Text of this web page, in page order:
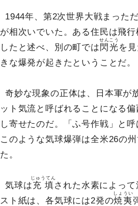
1944年、第2次世界大戦まった
が相次いでいた。ある住民は飛
したと述べ、別の町では 閃光
せんこう
を
きな爆発が起きたということだ。
奇妙な現象の正体は、日本軍が
ット気流と呼ばれることになる
し寄せたのだ。「ふ号作戦」と
このような気球爆弾は全米26の
た。
気球は充填
じゅうてん
された水素によっ
スト紙は、各気球には2発の焼夷
しょうい